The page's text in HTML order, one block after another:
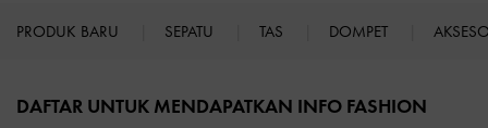
PRODUK BARU SEPATU TAS DOMPET
DAFTAR UNTUK MENDAPATKAN INFO FASHION